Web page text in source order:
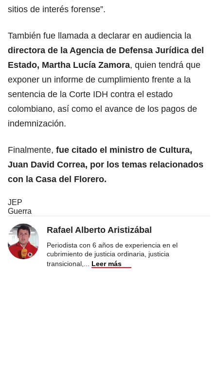
sitios de interés forense”.
También fue llamada a declarar en audiencia la
directora de la Agencia de Defensa Jurídica del
Estado, Martha Lucía Zamora, quien tendrá que
exponer un informe de cumplimiento frente a la
sentencia de la Corte IDH contra el estado
colombiano, así como el avance de los pagos de
indemnización.
Finalmente, fue citado el ministro de Cultura,
Juan David Correa, por los temas relacionados
con la Casa del Florero.
JEP
Guerra
Rafael Alberto Aristizábal
Periodista con 6 años de experiencia en el
cubrimiento de justicia ordinaria, justicia
transicional,
Leer más